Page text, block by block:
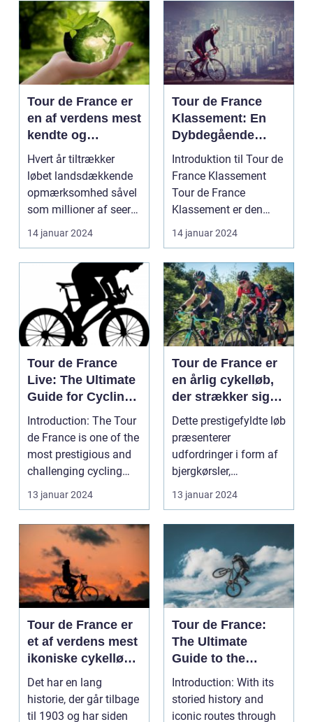
Tour de France er
en af verdens mest
kendte og
prestigefyldte
cykelløb, og
vindernes
præstationer er
vækker stor
interesse
Hvert år tiltrækker
løbet landsdækkende
opmærksomhed såvel
som millioner af seere
både på TV og lang...
14 januar 2024
Tour de France
Klassement: En
Dybdegående
Oversigt og
Historisk
Gennemgang
Introduktion til Tour de
France Klassement
Tour de France
Klassement er den
officielle rangering af...
14 januar 2024
Tour de France
Live: The Ultimate
Guide for Cycling
Enthusiasts
Introduction: The Tour
de France is one of the
most prestigious and
challenging cycling
races in the...
13 januar 2024
Tour de France er
en årlig cykelløb,
der strækker sig
over 21 etaper og
tiltrækker millioner
af seere fra hele
verden
Dette prestigefyldte løb
præsenterer
udfordringer i form af
bjergkørsler,
sprintetaper og
enkeltstar...
13 januar 2024
Tour de France er
et af verdens mest
ikoniske cykelløb,
der tiltrækker
millioner af
tilskuere hvert år
Det har en lang
historie, der går tilbage
til 1903 og har siden
Tour de France:
The Ultimate
Guide to the
Worlds Greatest
Cycling Event
Introduction: With its
storied history and
iconic routes through